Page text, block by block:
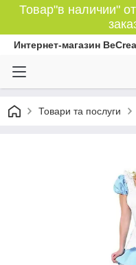
Товар"в наличии"
Интернет-магазин
Товари та послуги